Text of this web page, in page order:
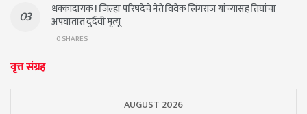
धक्कादायक ! जिल्हा परिषदेचे नेते विवेक लिंगराज यांच्यासह तिघांचा
अपघातात दुर्दैवी मृत्यू
0 SHARES
वृत्त संग्रह
AUGUST 2026